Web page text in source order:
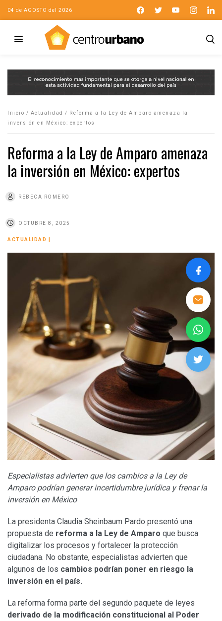
04 de AGOSTO del 2026
Inicio / Actualidad /
Reforma a la Ley de Amparo amenaza la
inversión en México: expertos
Reforma a la Ley de Amparo amenaza
la inversión en México: expertos
REBECA ROMERO
OCTUBRE 8, 2025
ACTUALIDAD
Especialistas advierten que los cambios a la Ley de
Amparo podrían generar incertidumbre jurídica y frenar la
inversión en México
La presidenta Claudia Sheinbaum Pardo presentó una
propuesta de reforma a la Ley de Amparo que busca
digitalizar los procesos y fortalecer la protección
ciudadana. No obstante, especialistas advierten que
algunos de los cambios podrían poner en riesgo la
inversión en el país.
La reforma forma parte del segundo paquete de leyes
derivado de la modificación constitucional al Poder